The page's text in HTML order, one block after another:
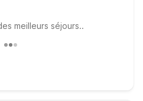
meilleurs séjours..